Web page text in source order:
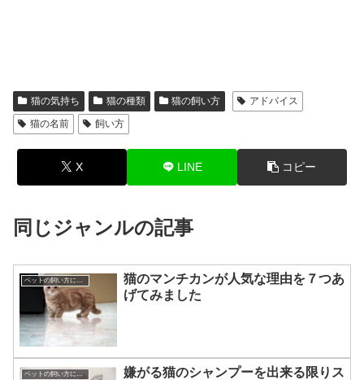
猫の気持ち 猫の種類 猫の飼い方
アドバイス
猫の名前
飼い方
X LINE コピー
同じジャンルの記事
ペットの飼い方について☆
猫のマンチカンが人気な理由を７つあ
げてみました
ペットの飼い方について☆
嫌がる猫のシャンプーを出来る限りス